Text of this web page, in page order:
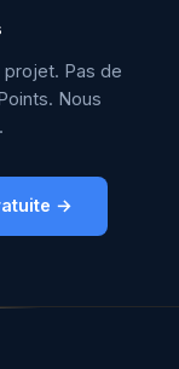
projet. Pas de
Nous
→